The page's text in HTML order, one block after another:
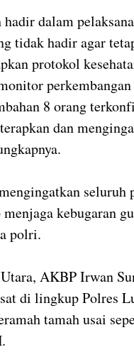
dalam
tidak hadir agar
protokol
8 orang
dan
seluruh
kebugaran
polri.
AKBP Irwan
di lingkup Polres
tamah usai